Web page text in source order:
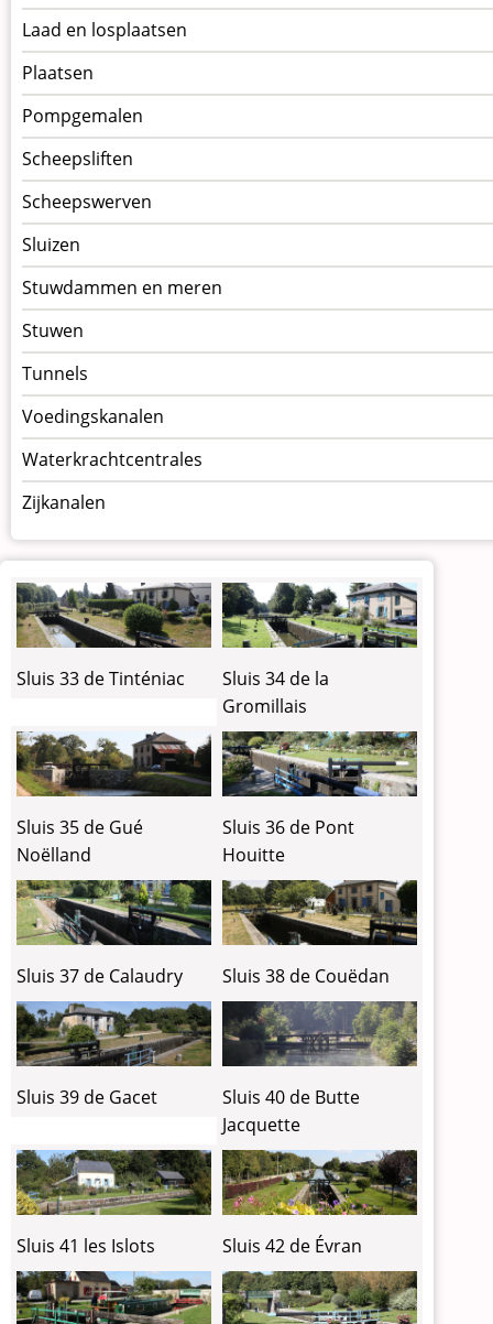
Laad en losplaatsen
Plaatsen
Pompgemalen
Scheepsliften
Scheepswerven
Sluizen
Stuwdammen en meren
Stuwen
Tunnels
Voedingskanalen
Waterkrachtcentrales
Zijkanalen
Sluis 33 de Tinténiac
Sluis 34 de la
Gromillais
Sluis 35 de Gué
Noëlland
Sluis 36 de Pont
Houitte
Sluis 37 de Calaudry Sluis 38 de Couëdan
Sluis 39 de Gacet
Sluis 40 de Butte
Jacquette
Sluis 41 les Islots Sluis 42 de Évran